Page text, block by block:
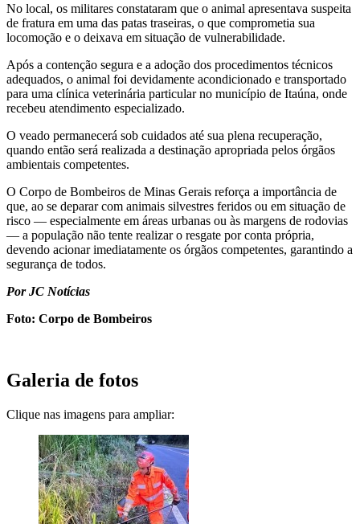
No local, os militares constataram que o animal apresentava suspeita
de fratura em uma das patas traseiras, o que comprometia sua
locomoção e o deixava em situação de vulnerabilidade.
Após a contenção segura e a adoção dos procedimentos técnicos
adequados, o animal foi devidamente acondicionado e transportado
para uma clínica veterinária particular no município de Itaúna, onde
recebeu atendimento especializado.
O veado permanecerá sob cuidados até sua plena recuperação,
quando então será realizada a destinação apropriada pelos órgãos
ambientais competentes.
O Corpo de Bombeiros de Minas Gerais reforça a importância de
que, ao se deparar com animais silvestres feridos ou em situação de
risco — especialmente em áreas urbanas ou às margens de rodovias
— a população não tente realizar o resgate por conta própria,
devendo acionar imediatamente os órgãos competentes, garantindo a
segurança de todos.
Por JC Notícias
Foto: Corpo de Bombeiros
Galeria de fotos
Clique nas imagens para ampliar: